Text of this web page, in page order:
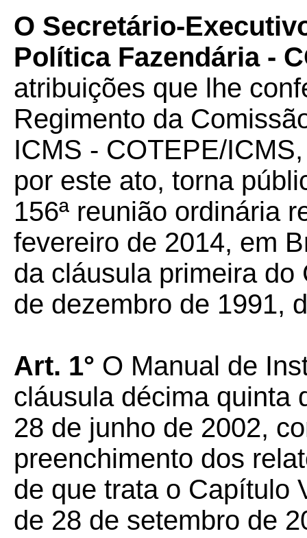
O Secretário-
Política Fazendária -
atribuições que lhe
Regimento da
ICMS - COTEPE/
por este ato, torna
156ª reunião ordinária
fevereiro de 2014, em
da cláusula primeira
de dezembro de 1991,
Art. 1° O Manual de
cláusula décima quinta
28 de junho de 2002,
preenchimento dos
de que trata o Capítulo
de 28 de setembro de